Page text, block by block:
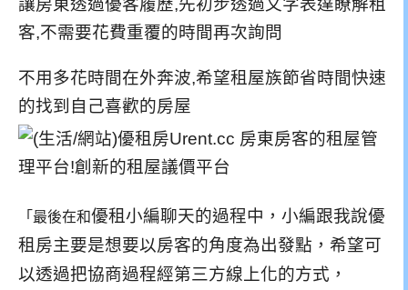
讓房東透過優客履歷,先初步透過文字表達瞭解租
客,不需要花費重覆的時間再次詢問
不用多花時間在外奔波,希望租屋族節省時間快速
的找到自己喜歡的房屋
「最後在和優租小編聊天的過程中，小編跟我說優
租房主要是想要以房客的角度為出發點，希望可
以透過把協商過程經第三方線上化的方式，